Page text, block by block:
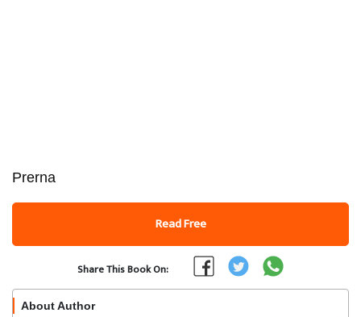
Prerna
Read Free
Share This Book On:
About Author